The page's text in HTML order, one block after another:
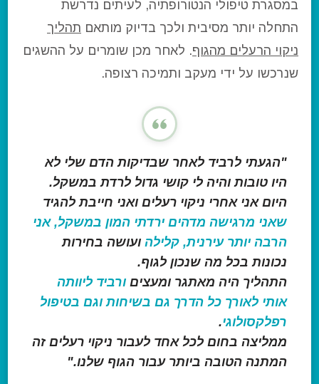
במסגרת טיפולי הנטורופתיה, לעיתים נדרשת
התחלה יותר מסיבית ולכך בדיוק מותאם תהליך
ניקוי הרעלים מהגוף. לאחר מכן שומרים על ההשגים
שנרכשו על ידי מעקב ותמיכה רצופה.
"הגעתי לרביד לאחר שבדיקות הדם שלי לא
היו טובות והיה לי קושי גדול לרדת במשקל.
היום אני אחרי ניקוי רעלים ואני חייבת להגיד
שאני מרגישה מדהים ירדתי המון במשקל, אני
הרבה יותר עירנית, קלילהועושה בחירות
נכונות בכל מה שנכון לגוף.
התהליך היה מאתגר ומעצים ורביד ליוותה
אותי לאורך כל הדרך גם בשיחות וגם בטיפול
רפלקסולוגי.
ממליצה בחום לכל אחד לעבור ניקוי רעלים זה
המתנה הטובה ביותר עבור הגוף שלנו."